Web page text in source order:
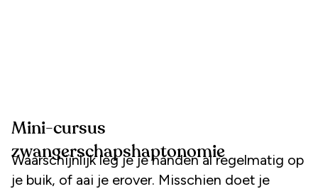
Mini-cursus
zwangerschapshaptonomie
Waarschijnlijk leg je je handen al regelmatig op
je buik, of aai je erover. Misschien doet je